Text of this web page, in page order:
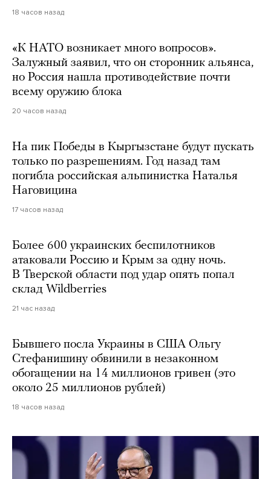
18 часов назад
«К НАТО возникает много вопросов».
Залужный заявил, что он сторонник альянса,
но Россия нашла противодействие почти
всему оружию блока
20 часов назад
На пик Победы в Кыргызстане будут пускать
только по разрешениям. Год назад там
погибла российская альпинистка Наталья
Наговицина
17 часов назад
Более 600 украинских беспилотников
атаковали Россию и Крым за одну ночь.
В Тверской области под удар опять попал
склад Wildberries
21 час назад
Бывшего посла Украины в США Ольгу
Стефанишину обвинили в незаконном
обогащении на 14 миллионов гривен (это
около 25 миллионов рублей)
18 часов назад